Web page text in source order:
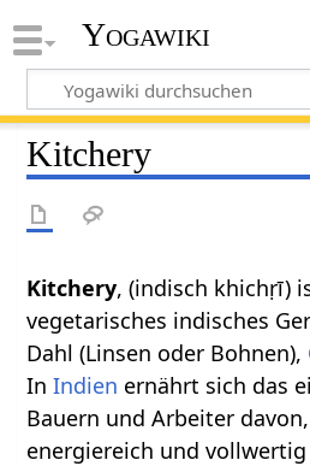
Yogawiki
Kitchery
Kitchery, (indisch khichṛī)
vegetarisches indisches
Dahl (Linsen oder Bohnen),
InIndien ernährt sich das
Bauern und Arbeiter
energiereich und